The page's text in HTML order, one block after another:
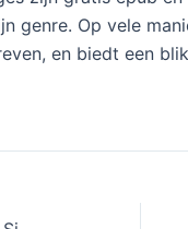
genre. Op vele
en biedt een